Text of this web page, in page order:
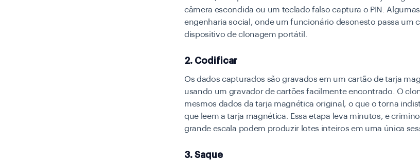
câmera escondida ou um teclado falso captura o PIN.
engenharia social, onde um funcionário desonesto passa um
dispositivo de clonagem portátil.
2. Codificar
Os dados capturados são gravados em um cartão de tarja
usando um gravador de cartões facilmente encontrado. O
mesmos dados da tarja magnética original, o que o torna
que leem a tarja magnética. Essa etapa leva minutos, e
grande escala podem produzir lotes inteiros em uma única
3. Saque